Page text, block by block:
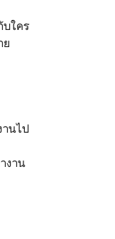
บใคร
ย
านไป
งาน